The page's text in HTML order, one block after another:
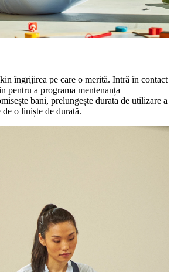
îngrijirea pe care o merită. Intră în contact
pentru a programa mentenanța
bani, prelungește durata de utilizare a
o liniște de durată.